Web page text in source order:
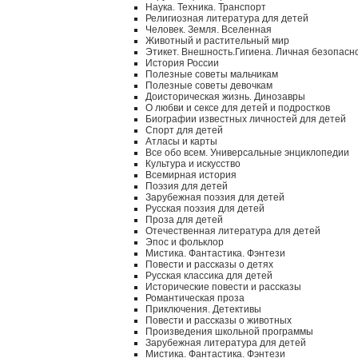
Наука. Техника. Транспорт
Религиозная литература для детей
Человек. Земля. Вселенная
Животный и растительный мир
Этикет. Внешность.Гигиена. Личная
История России
Полезные советы мальчикам
Полезные советы девочкам
Доисторическая жизнь. Динозавры
О любви и сексе для детей и подростков
Биографии известных личностей для детей
Спорт для детей
Атласы и карты
Все обо всем. Универсальные энциклопедии
Культура и искусство
Всемирная история
Поэзия для детей
Зарубежная поэзия для детей
Русская поэзия для детей
Проза для детей
Отечественная литература для детей
Эпос и фольклор
Мистика. Фантастика. Фэнтези
Повести и рассказы о детях
Русская классика для детей
Исторические повести и рассказы
Романтическая проза
Приключения. Детективы
Повести и рассказы о животных
Произведения школьной программы
Зарубежная литература для детей
Мистика. Фантастика. Фэнтези